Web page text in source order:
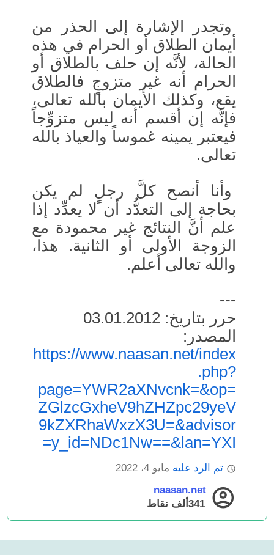
وتجدر الإشارة إلى الحذر من
أيمان الطلاق أو الحرام في هذه
الحالة، لأنَّه إن حلف بالطلاق أو
الحرام أنه غير متزوجٍ فالطلاق
يقع، وكذلك الأيمان بالله تعالى،
فإنَّه إن أقسم أنه ليس متزوِّجاً
فيعتبر يمينه غموساً والعياذ بالله
تعالى.
وأنا أنصح كلَّ رجلٍ لم يكن
بحاجة إلى التعدُّد أن لا يعدِّد إذا
علم أنَّ النتائج غير محمودة مع
الزوجة الأولى أو الثانية. هذا،
والله تعالى أعلم.
---
حرر بتاريخ: 03.01.2012
المصدر:
https://www.naasan.net/index
.php?
page=YWR2aXNvcnk=&op=
ZGlzcGxheV9hZHZpc29yeV
9kZXRhaWxzX3U=&advisor
y_id=NDc1Nw==&lan=YXI=
تم الرد عليه مايو 4، 2022
naasan.net
341ألف
نقاط